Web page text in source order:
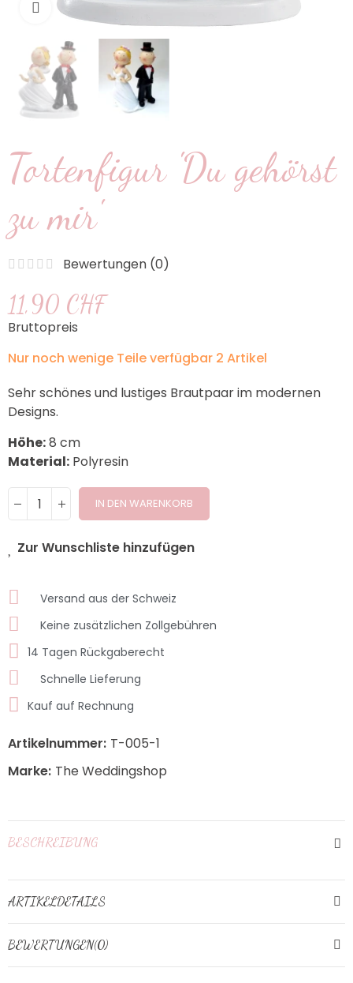
klicken um zu vergrößern
Tortenfigur 'Du gehörst
zu mir'
Bewertungen (0)
11,90 CHF
Bruttopreis
Nur noch wenige Teile verfügbar 2 Artikel
Sehr schönes und lustiges Brautpaar im modernen
Designs.
Höhe:8 cm
Material: Polyresin
IN DEN WARENKORB
Zur Wunschliste hinzufügen
Versand aus der Schweiz
Keine zusätzlichen Zollgebühren
14 Tagen Rückgaberecht
Schnelle Lieferung
Kauf auf Rechnung
Artikelnummer: T-005-1
Marke: The Weddingshop
BESCHREIBUNG
ARTIKELDETAILS
BEWERTUNGEN(0)